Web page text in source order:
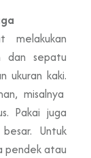
melakukan
dan sepatu
ukuran kaki.
misalnya
Pakai juga
Untuk
pendek atau